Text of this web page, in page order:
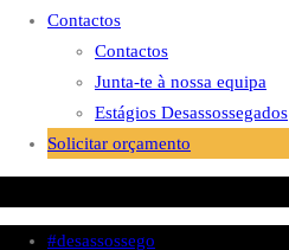
Contactos
Contactos
Junta-te à nossa equipa
Estágios Desassossegados
Solicitar orçamento
#desassossego